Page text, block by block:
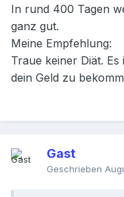
In rund 400 Tagen
ganz gut.
Meine Empfehlung:
Traue keiner Diät.
dein Geld zu
Gast
Geschrieben